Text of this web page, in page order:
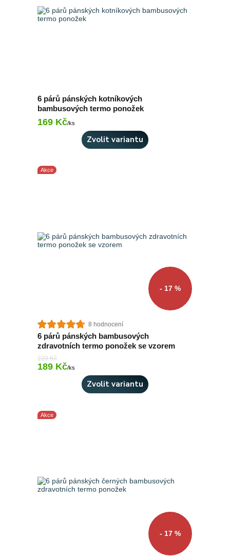
6 párů pánských kotníkových
bambusových termo ponožek
169 Kč/ks
Zvolit variantu
Akce
- 17 %
8 hodnocení
6 párů pánských bambusových
zdravotních termo ponožek se vzorem
229 Kč
189 Kč/ks
Zvolit variantu
Akce
- 17 %